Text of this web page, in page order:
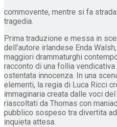
commovente, mentre si fa
tragedia.
Prima traduzione e messa in
dell’autore irlandese Enda
maggiori drammaturghi
racconto di una follia vendicativa
ostentata innocenza. In una
elementi, la regia di Luca Ricci
immaginaria creata dalle voci
riascoltati da Thomas con
pubblico sospeso tra divertita
inquieta attesa.